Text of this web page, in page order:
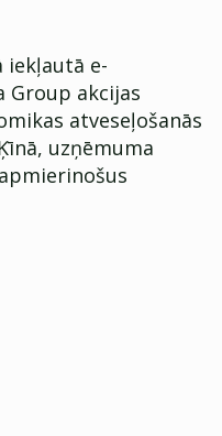
iekļautā e-
Group akcijas
atveseļošanās
uzņēmuma